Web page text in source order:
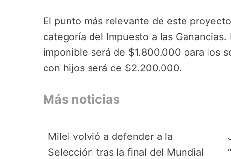
El punto más relevante de este
categoría del Impuesto a las
imponible será de $1.800.000 para los
con hijos será de $2.200.000.
Más noticias
Milei volvió a defender a la
Selección tras la final del Mundial